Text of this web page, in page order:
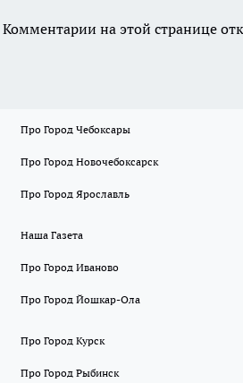
Комментарии на этой странице
Про Город Чебоксары
Про Город Новочебоксарск
Про Город Ярославль
Наша Газета
Про Город Иваново
Про Город Йошкар-Ола
Про Город Курск
Про Город Рыбинск